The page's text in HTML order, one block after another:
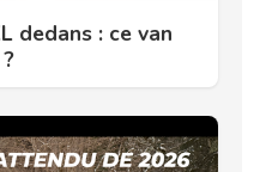
dedans : ce van